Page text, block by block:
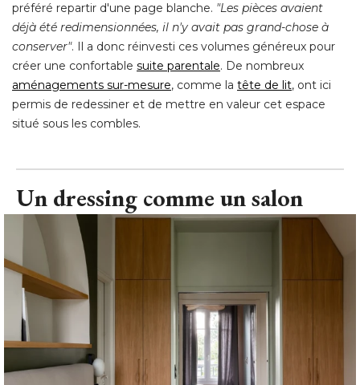
préféré repartir d'une page blanche. "Les pièces avaient
déjà été redimensionnées, il n'y avait pas grand-chose à
conserver". Il a donc réinvesti ces volumes généreux pour
créer une confortable suite parentale. De nombreux
aménagements sur-mesure, comme la tête de lit, ont ici
permis de redessiner et de mettre en valeur cet espace
situé sous les combles.
Un dressing comme un salon